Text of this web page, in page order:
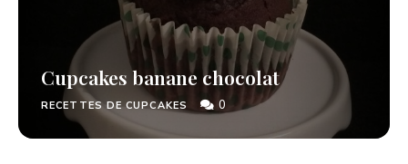
Cupcakes banane chocolat
RECETTES DE CUPCAKES 0